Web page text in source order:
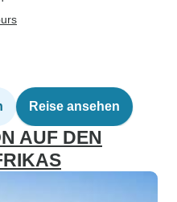
Reise ansehen
AUF DEN